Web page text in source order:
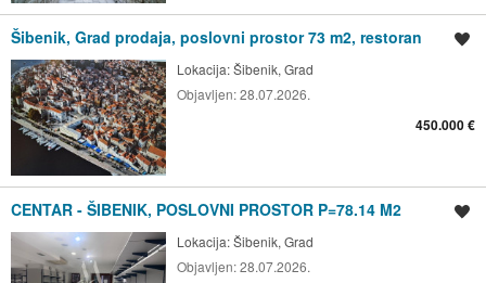
Šibenik, Grad prodaja, poslovni prostor 73 m2, restoran
Lokacija:Šibenik, Grad
Objavljen:28.07.2026.
450.000 €
CENTAR - ŠIBENIK, POSLOVNI PROSTOR P=78.14 M2
Lokacija:Šibenik, Grad
Objavljen:28.07.2026.